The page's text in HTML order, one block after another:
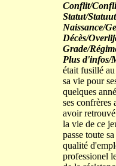
Conflit/
Statut/
Naissance/
Décès/
Grade/
Plus d'infos/
était fusillé
sa vie pour
quelques
ses confrères
avoir
la vie de ce
passe toute
qualité
professionel